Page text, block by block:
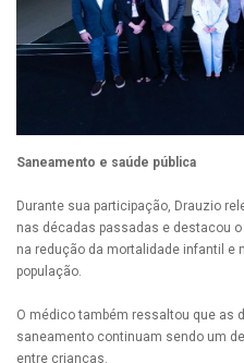
Saneamento e saúde pública
Durante sua participação, Drauzio
nas décadas passadas e destacou
na redução da mortalidade infantil e
população.
O médico também ressaltou que as
saneamento continuam sendo um
entre crianças.